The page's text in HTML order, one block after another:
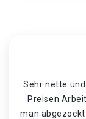
Sehr nette
Preisen
man